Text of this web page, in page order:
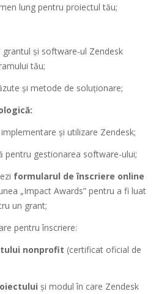
lung pentru proiectul tău;
grantul și software-ul Zendesk
tău;
și metode de soluționare;
și utilizare Zendesk;
pentru gestionarea software-ului;
formularul de înscriere online
„Impact Awards” pentru a fi luat
un grant;
pentru înscriere:
nonprofit (certificat oficial de
și modul în care Zendesk